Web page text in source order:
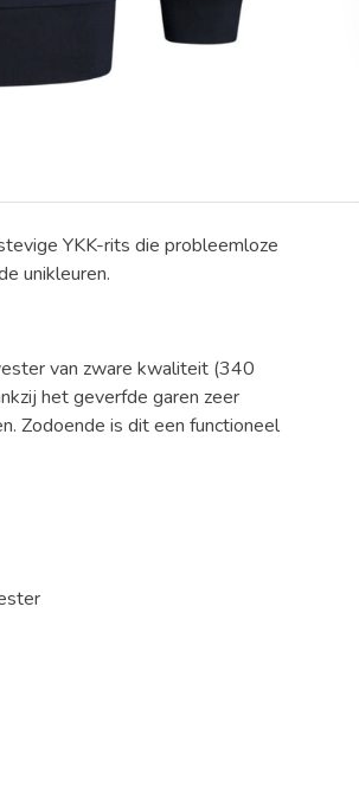
YKK-rits die probleemloze
unikleuren.
van zware kwaliteit (340
het geverfde garen zeer
Zodoende is dit een functioneel